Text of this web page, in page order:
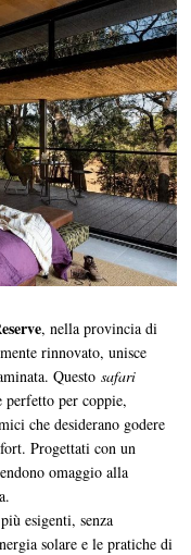
, nella provincia di
rinnovato, unisce
Questosafari
per coppie,
che desiderano godere
Progettati con un
omaggio alla
esigenti, senza
solare e le pratiche di